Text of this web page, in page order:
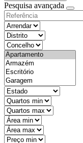
Pesquisa avançada
objective
districtId
countyId
types
state
mintypo
maxtypo
minarea
maxarea
minprice